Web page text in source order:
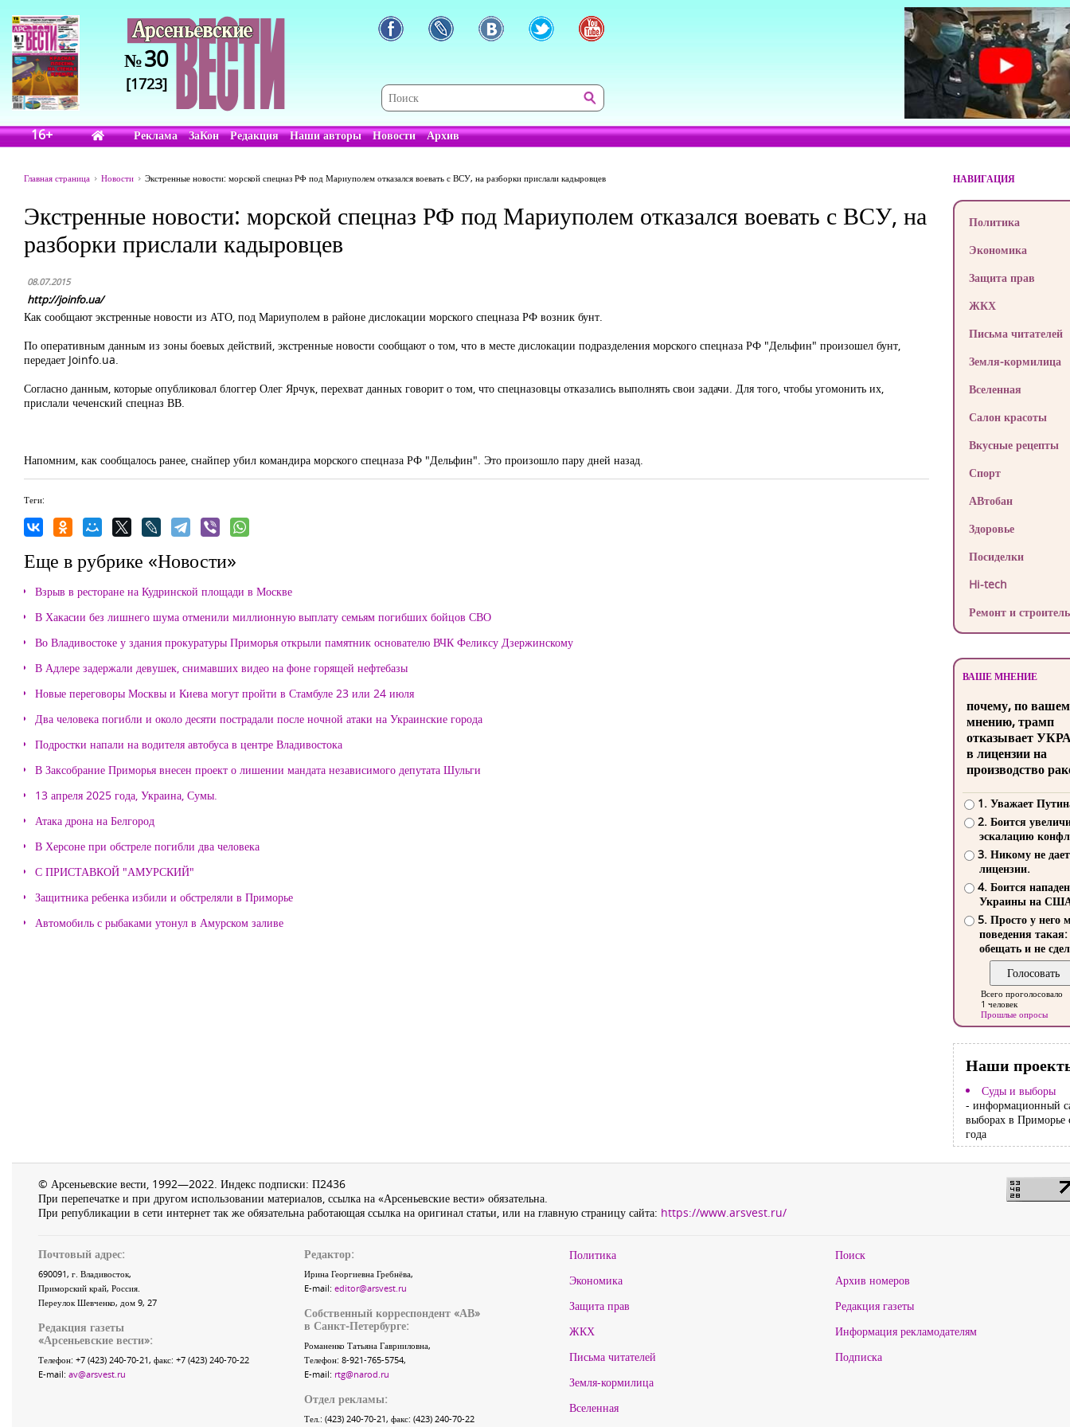
№30
[1723]
16+ Реклама ЗаКон Редакция Наши авторы Новости Архив
Главная страница Новости Экстренные новости: морской спецназ РФ под Мариуполем отказался воевать с ВСУ, на разборки прислали кадыровцев
Экстренные новости: морской спецназ РФ под Мариуполем отказался воевать с ВСУ, на
разборки прислали кадыровцев
08.07.2015
http://joinfo.ua/
Как сообщают экстренные новости из АТО, под Мариуполем в районе дислокации морского спецназа РФ возник бунт.
По оперативным данным из зоны боевых действий, экстренные новости сообщают о том, что в месте дислокации подразделения морского спецназа РФ "Дельфин" произошел бунт,
передает Joinfo.ua.
Согласно данным, которые опубликовал блоггер Олег Ярчук, перехват данных говорит о том, что спецназовцы отказались выполнять свои задачи. Для того, чтобы угомонить их,
прислали чеченский спецназ ВВ.
Напомним, как сообщалось ранее, снайпер убил командира морского спецназа РФ "Дельфин". Это произошло пару дней назад.
Теги:
Еще в рубрике «Новости»
Взрыв в ресторане на Кудринской площади в Москве
В Хакасии без лишнего шума отменили миллионную выплату семьям погибших бойцов СВО
Во Владивостоке у здания прокуратуры Приморья открыли памятник основателю ВЧК Феликсу Дзержинскому
В Адлере задержали девушек, снимавших видео на фоне горящей нефтебазы
Новые переговоры Москвы и Киева могут пройти в Стамбуле 23 или 24 июля
Два человека погибли и около десяти пострадали после ночной атаки на Украинские города
Подростки напали на водителя автобуса в центре Владивостока
В Заксобрание Приморья внесен проект о лишении мандата независимого депутата Шульги
13 апреля 2025 года, Украина, Сумы.
Атака дрона на Белгород
В Херсоне при обстреле погибли два человека
С ПРИСТАВКОЙ "АМУРСКИЙ"
Защитника ребенка избили и обстреляли в Приморье
Автомобиль с рыбаками утонул в Амурском заливе
НАВИГАЦИЯ
Политика
Экономика
Защита прав
ЖКХ
Письма читателей
Земля-кормилица
Вселенная
Салон красоты
Вкусные рецепты
Спорт
АВтобан
Здоровье
Посиделки
Hi-tech
Ремонт и
ВАШЕ МНЕНИЕ
почему, по
мнению, трамп
отказывает
в лицензии на
производство
1. Уважает
2. Боится
эскалацию
3. Никому не
лицензии.
4. Боится
Украины на
5. Просто у него
поведения такая:
обещать и не
Всего проголосовало
1 человек
Прошлые опросы
Наши
Суды и выборы
- информационный
выборах в Приморье
года
© Арсеньевские вести, 1992—2022. Индекс подписки: П2436
При перепечатке и при другом использовании материалов, ссылка на «Арсеньевские вести» обязательна.
При републикации в сети интернет так же обязательна работающая ссылка на оригинал статьи, или на главную страницу сайта: https://www.arsvest.ru/
Почтовый адрес:
690091, г. Владивосток,
Приморский край, Россия.
Переулок Шевченко, дом 9, 27
Редакция газеты
«Арсеньевские вести»:
Телефон: +7 (423) 240-70-21, факс: +7 (423) 240-70-22
E-mail: av@arsvest.ru
Редактор:
Ирина Георгиевна Гребнёва,
E-mail: editor@arsvest.ru
Собственный корреспондент «АВ»
в Санкт-Петербурге:
Романенко Татьяна Гаврииловна,
Телефон: 8-921-765-5754,
E-mail: rtg@narod.ru
Отдел рекламы:
Тел.: (423) 240-70-21, факс: (423) 240-70-22
Политика
Экономика
Защита прав
ЖКХ
Письма читателей
Земля-кормилица
Вселенная
Поиск
Архив номеров
Редакция газеты
Информация рекламодателям
Подписка